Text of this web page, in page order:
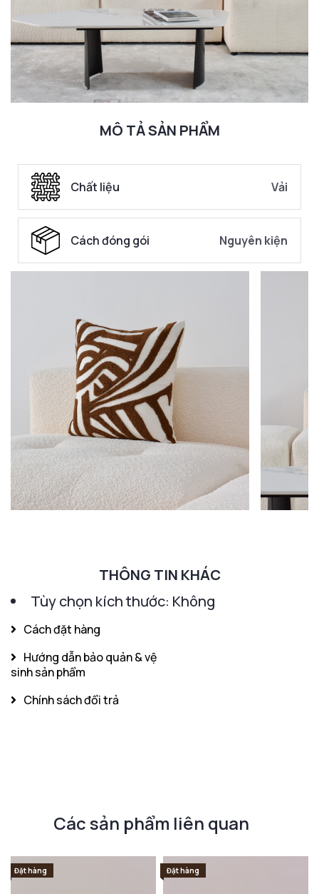
MÔ TẢ SẢN PHẨM
Chất liệu Vải
Cách đóng gói Nguyên kiện
THÔNG TIN KHÁC
Tùy chọn kích thước: Không
Cách đặt hàng
Hướng dẫn bảo quản & vệ
sinh sản phẩm
Chính sách đổi trả
Các sản phẩm liên quan
Đặt hàng Đặt hàng